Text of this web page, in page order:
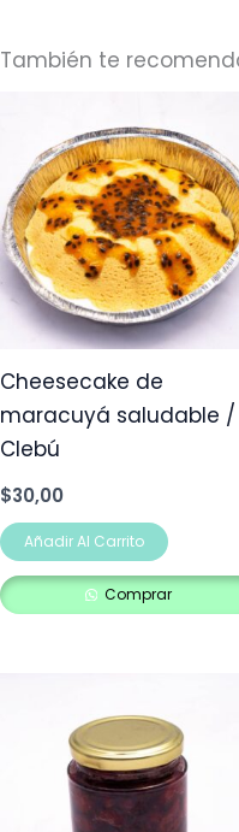
También te
Cheesecake de
maracuyá saludable /
Clebú
$30,00
Añadir Al Carrito
Comprar